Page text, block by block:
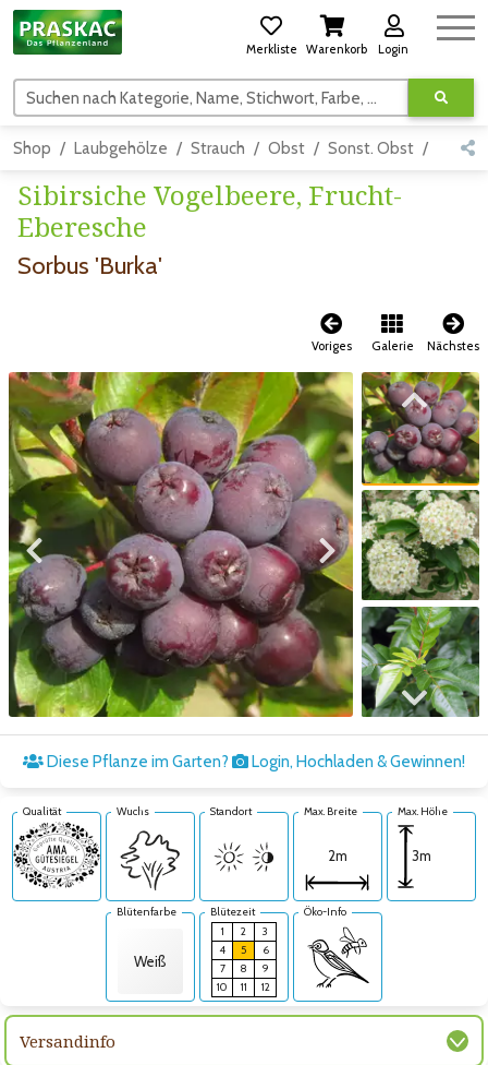
Merkliste Warenkorb Login
Suchen nach Kategorie, Name, Stichwort, Farbe, usw.
Shop Laubgehölze Strauch Obst Sonst. Obst Detail
Sibirsiche Vogelbeere, Frucht-
Eberesche
Sorbus 'Burka'
Voriges Galerie Nächstes
Zum vorigen Bild Zum nächsten Bild
Zum vorigen Bild
Zum nächsten Bild
Diese Pflanze im Garten? Login, Hochladen & Gewinnen!
Qualität Wuchs Standort Max. Breite
2m
Max. Höhe
3m
Blütenfarbe
Weiß
Blütezeit
1
2
3
4
5
6
7
8
9
10
11 12
Öko-Info
Versandinfo